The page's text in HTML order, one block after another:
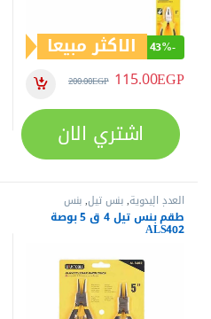
-
43% الاكثر مبيعا
115.00EGP
200.00EGP
اشتري الان
العدد اليدوية,بنس تيل,بنس
وقصافات طقم بنس تيل 4 ق 5 بوصة
ALS402